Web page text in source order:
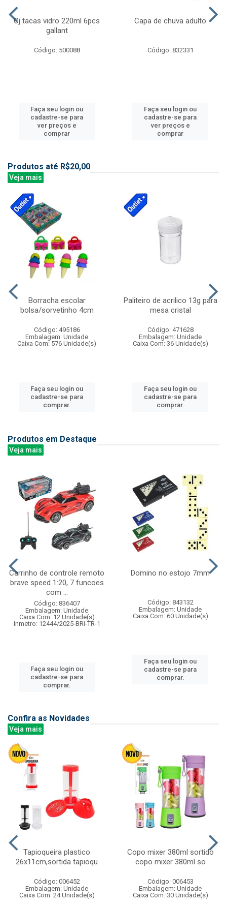
Cj tacas vidro 220ml 6pcs
gallant
Código: 500088
Faça seu login ou
cadastre-se para
ver preços e
comprar
Capa de chuva adulto
Código: 832331
Faça seu login ou
cadastre-se para
ver preços e
comprar
Produtos até R$20,00
Veja mais
Borracha escolar
bolsa/sorvetinho 4cm
Código: 495186
Embalagem: Unidade
Caixa Com: 576 Unidade(s)
Faça seu login ou
cadastre-se para
comprar.
Paliteiro de acrilico 13g para
mesa cristal
Código: 471628
Embalagem: Unidade
Caixa Com: 36 Unidade(s)
Faça seu login ou
cadastre-se para
comprar.
Produtos em Destaque
Veja mais
Carrinho de controle remoto
brave speed 1:20, 7 funcoes
com ...
Código: 836407
Embalagem: Unidade
Caixa Com: 12 Unidade(s)
Inmetro: 12444/2025-BRI-TR-1
Faça seu login ou
cadastre-se para
comprar.
Domino no estojo 7mm
Código: 843132
Embalagem: Unidade
Caixa Com: 60 Unidade(s)
Faça seu login ou
cadastre-se para
comprar.
Confira as Novidades
Veja mais
Tapioqueira plastico
26x11cm,sortida tapioqu
Código: 006452
Embalagem: Unidade
Caixa Com: 24 Unidade(s)
Copo mixer 380ml sortido
copo mixer 380ml so
Código: 006453
Embalagem: Unidade
Caixa Com: 30 Unidade(s)